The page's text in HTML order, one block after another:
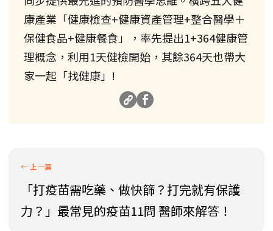
康產業「健康檢查+健康資產管理+整合醫學＋
保健食品+健康餐食」，率先提出1+364健康管
理概念，利用1天健檢開始，其餘364天也帶大
家一起「找健康」!
「打疫苗需吃藥、做快篩？打完就有保護
力？」最常見的疫苗11問 醫師來解答！